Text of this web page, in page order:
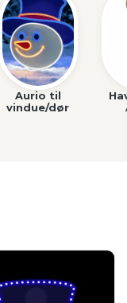
Aurio til
vindue/dør